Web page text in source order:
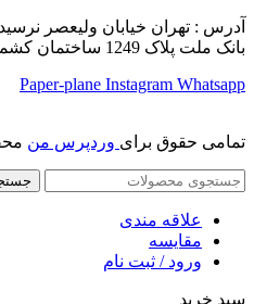
آدرس : تهران خیابان ولیعصر
بانک ملت پلاک 1249 ساختمان کشمیر طبقه سوم واحد 2
Paper-plane Instagram Whatsapp
تمامی حقوق برای وردپرس من
علاقه مندی
مقایسه
ورود / ثبت نام
سبد خرید